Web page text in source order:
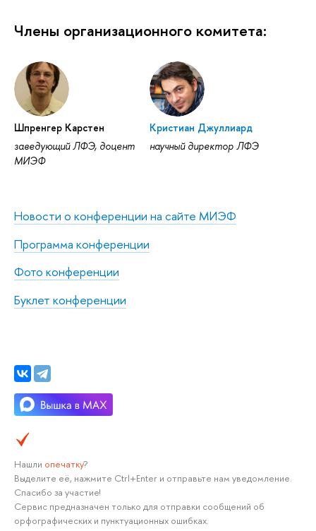
Члены организационного комитета:
Шпренгер Карстен
заведующий ЛФЭ, доцент
МИЭФ
Кристиан Джуллиард
научный директор ЛФЭ
Новости о конференции на сайте МИЭФ
Программа конференции
Фото конференции
Буклет конференции
Нашли опечатку?
Выделите её, нажмите Ctrl+Enter и отправьте нам уведомление.
Спасибо за участие!
Сервис предназначен только для отправки сообщений об
орфографических и пунктуационных ошибках.